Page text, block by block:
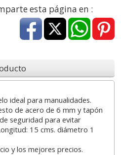
esta página en :
ideal para manualidades.
de acero de 6 mm y tapón
seguridad para evitar
15 cms. diámetro 1
y los mejores precios.